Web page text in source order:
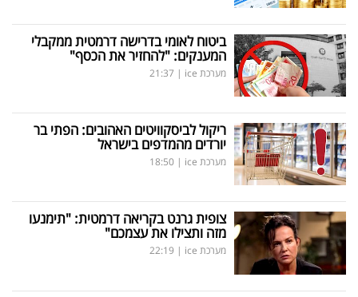
ביטוח לאומי בדרישה דרמטית ממקבלי
המענקים: "להחזיר את הכסף"
מערכת ice |
21:37
ריקול לביסקוויטים האהובים: הפתי בר
יורדים מהמדפים בישראל
מערכת ice |
18:50
צופית גרנט בקריאה דרמטית: "תימנעו
מזה ותצילו את עצמכם"
מערכת ice |
22:19